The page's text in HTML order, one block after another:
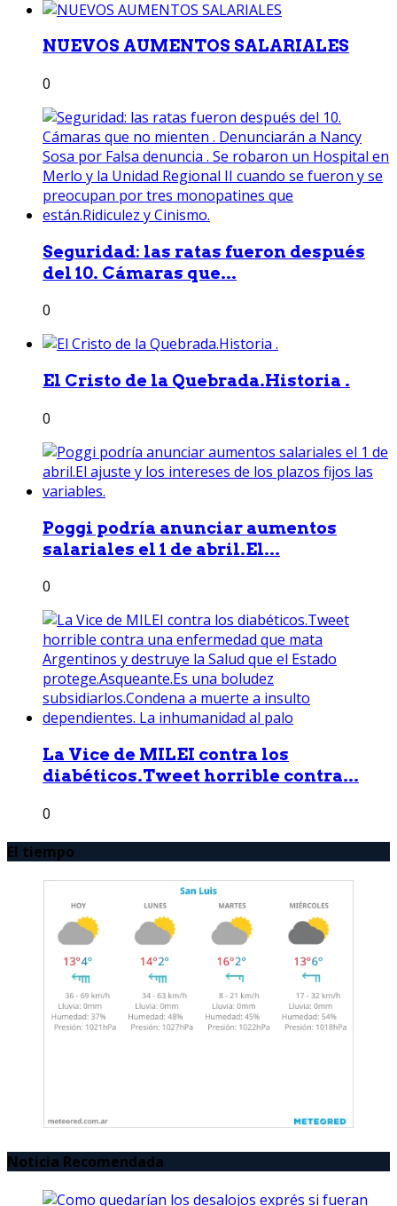
NUEVOS AUMENTOS SALARIALES
0
Seguridad: las ratas fueron después
del 10. Cámaras que...
0
El Cristo de la Quebrada.Historia .
0
Poggi podría anunciar aumentos
salariales el 1 de abril.El...
0
La Vice de MILEI contra los
diabéticos.Tweet horrible contra...
0
El tiempo
Noticia Recomendada